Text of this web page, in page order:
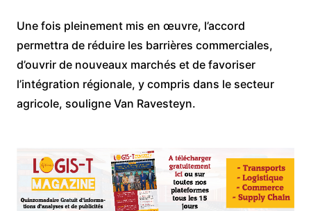
Une fois pleinement mis en œuvre, l’accord
permettra de réduire les barrières commerciales,
d’ouvrir de nouveaux marchés et de favoriser
l’intégration régionale, y compris dans le secteur
agricole, souligne Van Ravesteyn.